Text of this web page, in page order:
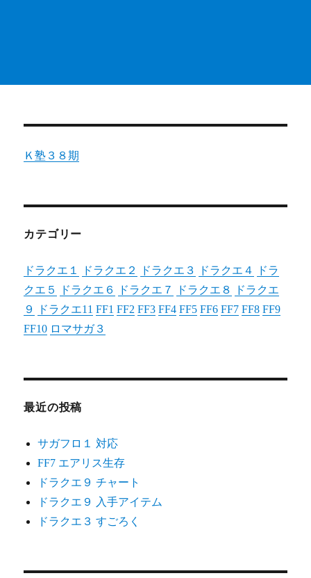
Ｋ塾３８期
カテゴリー
ドラクエ１ ドラクエ２ ドラクエ３ ドラクエ４
ドラ
クエ５
ドラクエ６ ドラクエ７ ドラクエ８
ドラクエ
９
ドラクエ11 FF1 FF2 FF3 FF4 FF5 FF6 FF7 FF8 FF9
FF10 ロマサガ３
最近の投稿
サガフロ１ 対応
FF7 エアリス生存
ドラクエ９ チャート
ドラクエ９ 入手アイテム
ドラクエ３ すごろく